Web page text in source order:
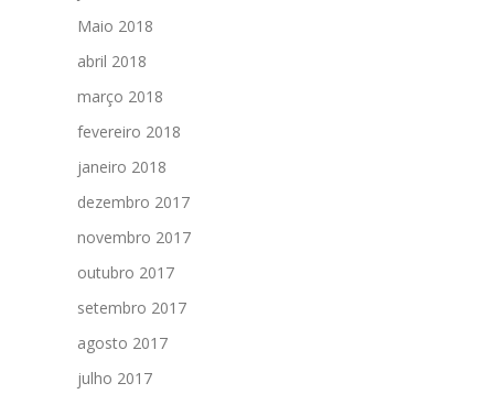
Maio 2018
abril 2018
março 2018
fevereiro 2018
janeiro 2018
dezembro 2017
novembro 2017
outubro 2017
setembro 2017
agosto 2017
julho 2017